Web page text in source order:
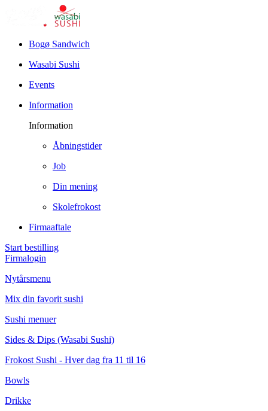
Bogø Sandwich
Wasabi Sushi
Events
Information
Information
Åbningstider
Job
Din mening
Skolefrokost
Firmaaftale
Start bestilling
Firmalogin
Nytårsmenu
Mix din favorit sushi
Sushi menuer
Sides & Dips (Wasabi Sushi)
Frokost Sushi - Hver dag fra 11 til 16
Bowls
Drikke